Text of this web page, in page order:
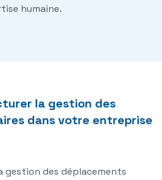
humaine.
la gestion des
dans votre entreprise
gestion des déplacements